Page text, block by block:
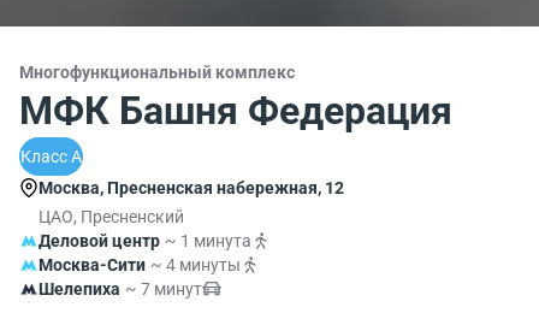
Многофункциональный комплекс
МФК Башня Федерация
Класс A
Москва, Пресненская набережная, 12
ЦАО, Пресненский
Деловой центр ~ 1 минута
Москва-Сити ~ 4 минуты
Шелепиха ~ 7 минут